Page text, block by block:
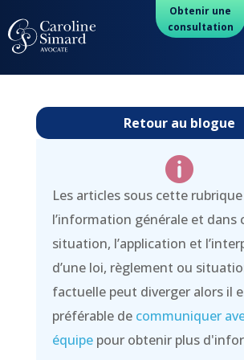
Obtenir une
consultation
Retour au blogue

Les articles sous cette
l’information générale et dans
situation, l’application et
d’une loi, règlement ou
factuelle peut diverger alors il
préférable de communiquer
équipepour obtenir plus